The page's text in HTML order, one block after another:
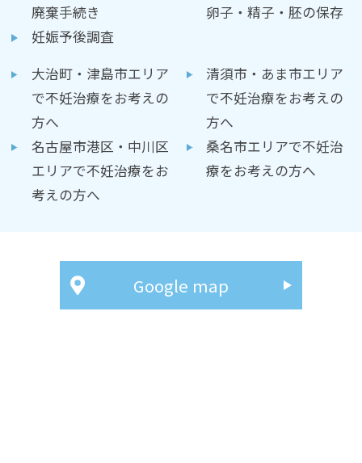
廃棄手続き
卵子・精子・胚の保存
妊娠予後調査
大治町・津島市エリア
で不妊治療をお考えの
方へ
清須市・あま市エリア
で不妊治療をお考えの
方へ
名古屋市港区・中川区
エリアで不妊治療をお
考えの方へ
桑名市エリアで不妊治
療をお考えの方へ
Google map